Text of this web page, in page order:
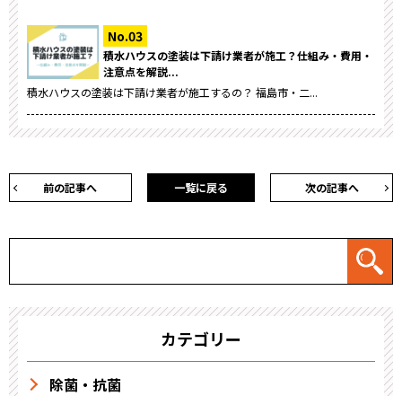
積水ハウスの塗装は下請け業者が施工？仕組み・費用・
注意点を解説...
積水ハウスの塗装は下請け業者が施工するの？ 福島市・二...
前の記事へ 次の記事へ
一覧に戻る
カテゴリー
除菌・抗菌